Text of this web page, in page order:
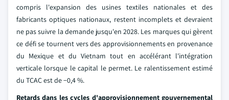
compris l'expansion des usines textiles nationales et des
fabricants optiques nationaux, restent incomplets et devraient
ne pas suivre la demande jusqu'en 2028. Les marques qui gèrent
ce défi se tournent vers des approvisionnements en provenance
du Mexique et du Vietnam tout en accélérant l'intégration
verticale lorsque le capital le permet. Le ralentissement estimé
du TCAC est de −0,4 %.
Retards dans les cycles d'approvisionnement gouvernemental